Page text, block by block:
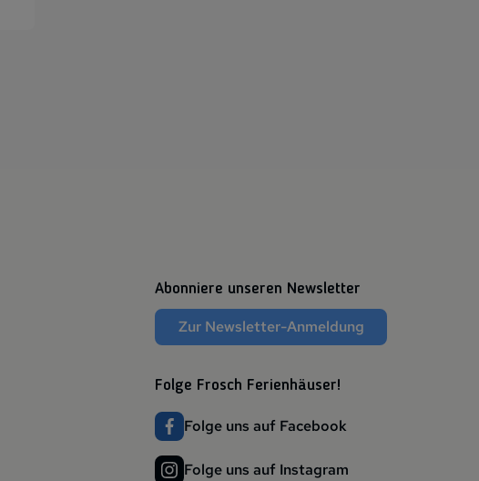
Abonniere unseren Newsletter
Zur Newsletter-Anmeldung
Folge Frosch Ferienhäuser!
Folge uns auf Facebook
Folge uns auf Instagram